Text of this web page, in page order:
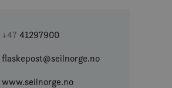
+47 41297900
flaskepost@seilnorge.no
www.seilnorge.no